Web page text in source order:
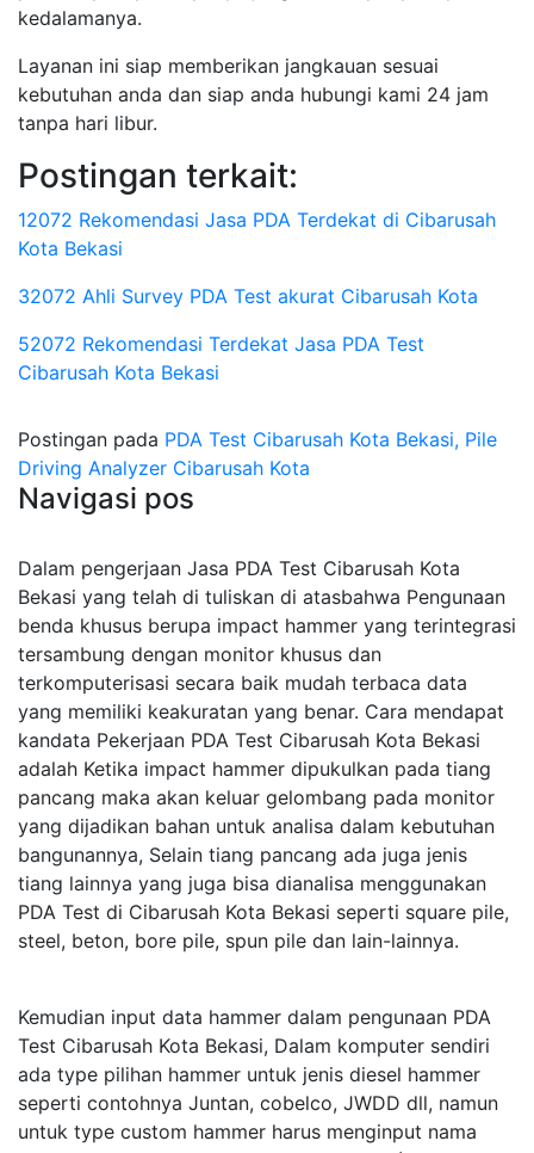
kedalamanya.
Layanan ini siap memberikan jangkauan sesuai
kebutuhan anda dan siap anda hubungi kami 24 jam
tanpa hari libur.
Postingan terkait:
12072 Rekomendasi Jasa PDA Terdekat di Cibarusah
Kota Bekasi
32072 Ahli Survey PDA Test akurat Cibarusah Kota
52072 Rekomendasi Terdekat Jasa PDA Test
Cibarusah Kota Bekasi
Postingan pada PDA Test Cibarusah Kota Bekasi, Pile
Driving Analyzer Cibarusah Kota
Navigasi pos
Dalam pengerjaan Jasa PDA Test Cibarusah Kota
Bekasi yang telah di tuliskan di atasbahwa Pengunaan
benda khusus berupa impact hammer yang terintegrasi
tersambung dengan monitor khusus dan
terkomputerisasi secara baik mudah terbaca data
yang memiliki keakuratan yang benar. Cara mendapat
kandata Pekerjaan PDA Test Cibarusah Kota Bekasi
adalah Ketika impact hammer dipukulkan pada tiang
pancang maka akan keluar gelombang pada monitor
yang dijadikan bahan untuk analisa dalam kebutuhan
bangunannya, Selain tiang pancang ada juga jenis
tiang lainnya yang juga bisa dianalisa menggunakan
PDA Test di Cibarusah Kota Bekasi seperti square pile,
steel, beton, bore pile, spun pile dan lain-lainnya.
Kemudian input data hammer dalam pengunaan PDA
Test Cibarusah Kota Bekasi, Dalam komputer sendiri
ada type pilihan hammer untuk jenis diesel hammer
seperti contohnya Juntan, cobelco, JWDD dll, namun
untuk type custom hammer harus menginput nama